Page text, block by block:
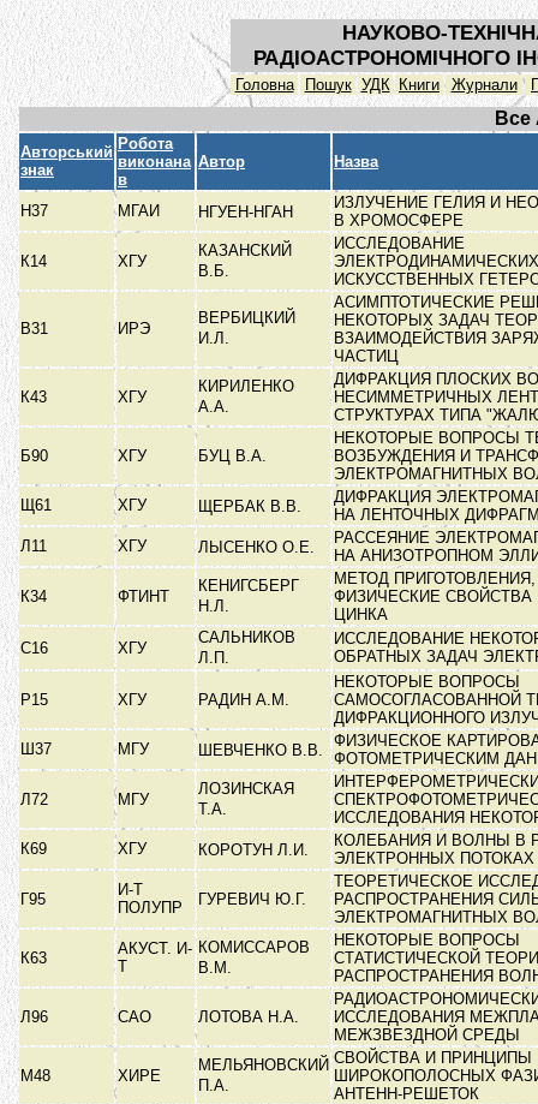
НАУКОВО-
РАДІОАСТРОНОМІЧНОГО
Головна Пошук УДК Книги Журнали
Все
Авторський
знак
Робота
виконана
в
Автор Назва
Н37 МГАИ НГУЕН-НГАН
ИЗЛУЧЕНИЕ ГЕЛИЯ И
В ХРОМОСФЕРЕ
К14 ХГУ
КАЗАНСКИЙ
В.Б.
ИССЛЕДОВАНИЕ
ИСКУССТВЕННЫХ
В31 ИРЭ
ВЕРБИЦКИЙ
И.Л.
АСИМПТОТИЧЕСКИЕ
НЕКОТОРЫХ ЗАДАЧ
ВЗАИМОДЕЙСТВИЯ
ЧАСТИЦ
К43 ХГУ
КИРИЛЕНКО
А.А.
ДИФРАКЦИЯ ПЛОСКИХ
НЕСИММЕТРИЧНЫХ
СТРУКТУРАХ ТИПА
Б90 ХГУ БУЦ В.А.
НЕКОТОРЫЕ ВОПРОСЫ
ВОЗБУЖДЕНИЯ И
ЭЛЕКТРОМАГНИТНЫХ
Щ61
ХГУ ЩЕРБАК В.В.
ДИФРАКЦИЯ
НА ЛЕНТОЧНЫХ
Л11
ХГУ ЛЫСЕНКО О.Е.
РАССЕЯНИЕ
НА АНИЗОТРОПНОМ
К34 ФТИНТ
КЕНИГСБЕРГ
Н.Л.
МЕТОД ПРИГОТОВЛЕНИЯ,
ФИЗИЧЕСКИЕ СВОЙСТВА
ЦИНКА
С16
ХГУ
САЛЬНИКОВ
Л.П.
ИССЛЕДОВАНИЕ
ОБРАТНЫХ ЗАДАЧ
Р15 ХГУ РАДИН А.М.
НЕКОТОРЫЕ ВОПРОСЫ
САМОСОГЛАСОВАННОЙ
ДИФРАКЦИОННОГО
Ш37
МГУ ШЕВЧЕНКО В.В.
ФИЗИЧЕСКОЕ
ФОТОМЕТРИЧЕСКИМ
Л72 МГУ
ЛОЗИНСКАЯ
Т.А.
ИССЛЕДОВАНИЯ
К69
ХГУ КОРОТУН Л.И.
КОЛЕБАНИЯ И ВОЛНЫ В
ЭЛЕКТРОННЫХ ПОТОКАХ
Г95
И-Т
ПОЛУПР
ГУРЕВИЧ Ю.Г.
ТЕОРЕТИЧЕСКОЕ
РАСПРОСТРАНЕНИЯ
ЭЛЕКТРОМАГНИТНЫХ
К63
АКУСТ. И-
Т
КОМИССАРОВ
В.М.
НЕКОТОРЫЕ ВОПРОСЫ
СТАТИСТИЧЕСКОЙ
РАСПРОСТРАНЕНИЯ
Л96 САО ЛОТОВА Н.А.
ИССЛЕДОВАНИЯ
МЕЖЗВЕЗДНОЙ СРЕДЫ
М48 ХИРЕ
МЕЛЬЯНОВСКИЙ
П.А.
СВОЙСТВА И ПРИНЦИПЫ
ШИРОКОПОЛОСНЫХ
АНТЕНН-РЕШЕТОК